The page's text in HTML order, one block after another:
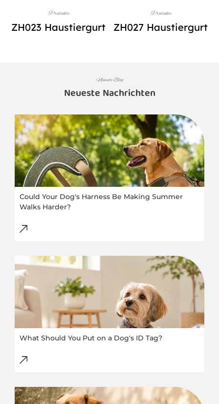
Produkte
ZH023 Haustiergurt
Produkte
ZH027 Haustiergurt
Neueste Blog
Neueste Nachrichten
Could Your Dog's Harness Be Making Summer
Walks Harder?
What Should You Put on a Dog's ID Tag?